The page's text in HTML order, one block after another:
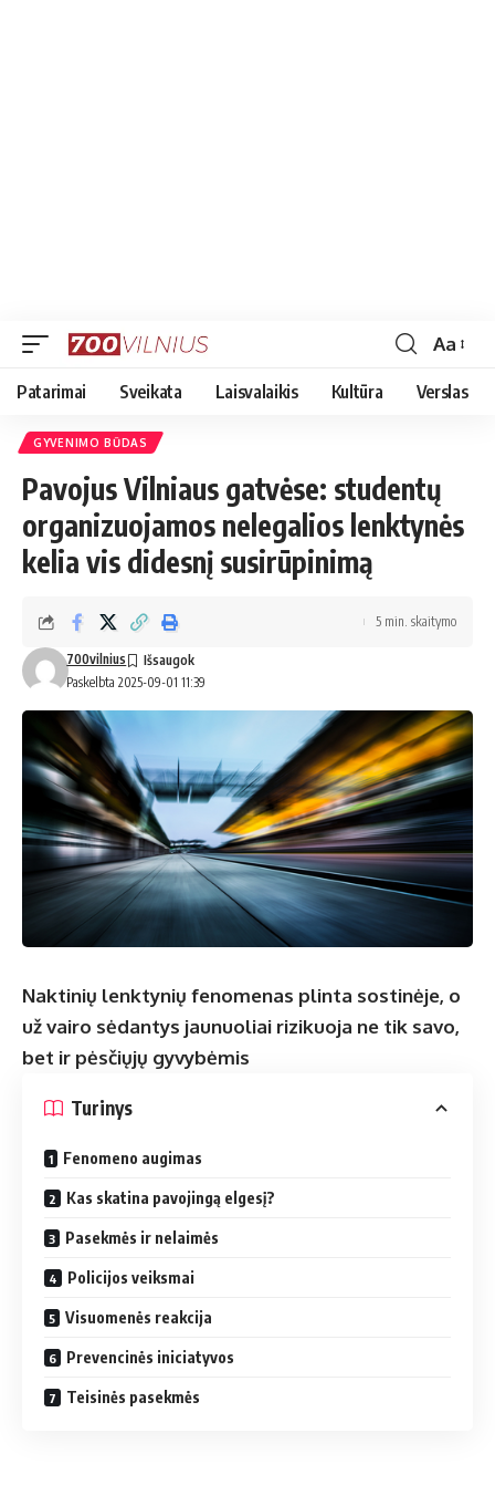
Font
Resizer
Aa
Patarimai Sveikata Laisvalaikis Kultūra Verslas
GYVENIMO BŪDAS
Pavojus Vilniaus gatvėse: studentų
organizuojamos nelegalios lenktynės
kelia vis didesnį susirūpinimą
Paskelbta 2025-09-01 11:39
700vilnius
5 min. skaitymo
Naktinių lenktynių fenomenas plinta sostinėje, o
už vairo sėdantys jaunuoliai rizikuoja ne tik savo,
bet ir pėsčiųjų gyvybėmis
Turinys
Fenomeno augimas
Kas skatina pavojingą elgesį?
Pasekmės ir nelaimės
Policijos veiksmai
Visuomenės reakcija
Prevencinės iniciatyvos
Teisinės pasekmės